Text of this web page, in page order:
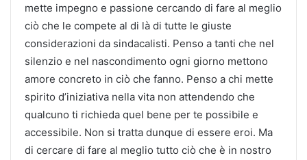
mette impegno e passione cercando di fare al meglio
ciò che le compete al di là di tutte le giuste
considerazioni da sindacalisti. Penso a tanti che nel
silenzio e nel nascondimento ogni giorno mettono
amore concreto in ciò che fanno. Penso a chi mette
spirito d’iniziativa nella vita non attendendo che
qualcuno ti richieda quel bene per te possibile e
accessibile. Non si tratta dunque di essere eroi. Ma
di cercare di fare al meglio tutto ciò che è in nostro